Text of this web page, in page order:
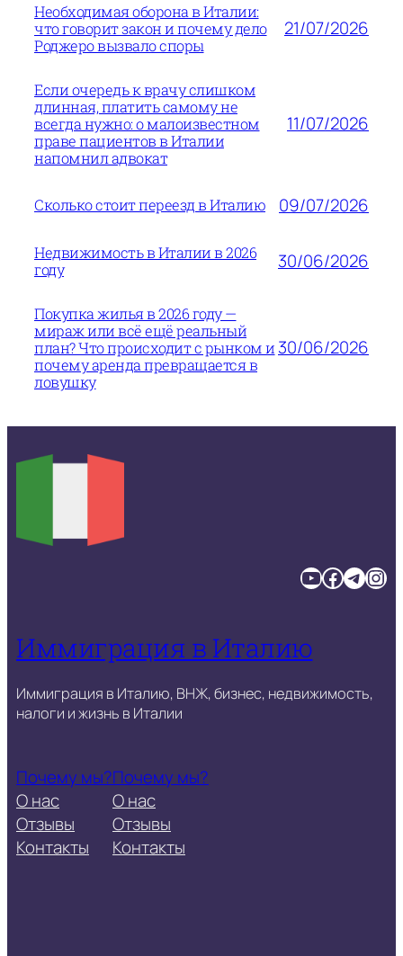
Необходимая оборона в Италии:
что говорит закон и почему дело
Роджеро вызвало споры
21/07/2026
Если очередь к врачу слишком
длинная, платить самому не
всегда нужно: о малоизвестном
праве пациентов в Италии
напомнил адвокат
11/07/2026
Сколько стоит переезд в Италию 09/07/2026
Недвижимость в Италии в 2026
году
30/06/2026
Покупка жилья в 2026 году —
мираж или всё ещё реальный
план? Что происходит с рынком и
почему аренда превращается в
ловушку
30/06/2026
YouTube Facebook TelegramInstagram
Иммиграция в Италию
Иммиграция в Италию, ВНЖ, бизнес, недвижимость,
налоги и жизнь в Италии
Почему мы?
О нас
Отзывы
Контакты
Почему мы?
О нас
Отзывы
Контакты